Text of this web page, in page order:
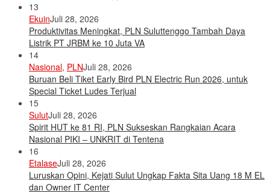
13
EkuinJuli 28, 2026
Produktivitas Meningkat, PLN Suluttenggo Tambah Daya
Listrik PT JRBM ke 10 Juta VA
14
Nasional, PLNJuli 28, 2026
Buruan Beli Tiket Early Bird PLN Electric Run 2026, untuk
Special Ticket Ludes Terjual
15
SulutJuli 28, 2026
Spirit HUT ke 81 RI, PLN Sukseskan Rangkaian Acara
Nasional PIKI – UNKRIT di Tentena
16
EtalaseJuli 28, 2026
Luruskan Opini, Kejati Sulut Ungkap Fakta Sita Uang 18 M EL
dan Owner IT Center